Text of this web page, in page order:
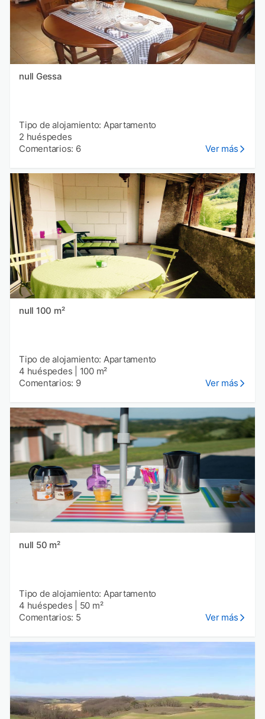
null Gessa
Tipo de alojamiento: Apartamento
2 huéspedes
Comentarios: 6
Ver más
null 100 m²
Tipo de alojamiento: Apartamento
4 huéspedes
100 m²
Comentarios: 9
Ver más
null 50 m²
Tipo de alojamiento: Apartamento
4 huéspedes
50 m²
Comentarios: 5
Ver más